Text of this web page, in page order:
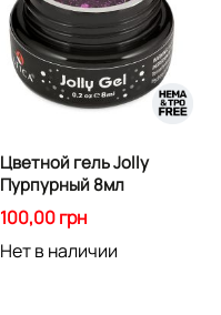
Цветной гель Jolly
Пурпурный 8мл
100,00 грн
Нет в наличии